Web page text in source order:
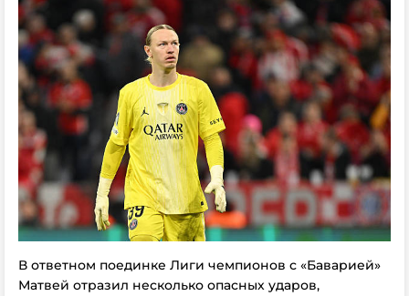
В ответном поединке Лиги чемпионов с «Баварией»
Матвей отразил несколько опасных ударов,